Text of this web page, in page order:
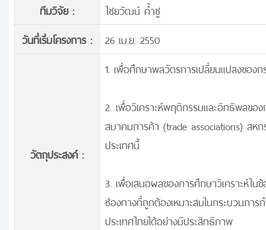
ทีมวิจัย :
ไชยวัฒน์ ค้ำชู
วันที่เริ่มโครงการ :
26 เม.ย. 2550
วัตถุประสงค์ :
1. เพื่อศึกษาพลวัตรการเปลี่ยนแปลงขอ
2. เพื่อวิเคราะห์พฤติกรรมและอิทธิพลข
สมาคมการค้า (trade associations) สห
ประเทศนี้
3. เพื่อเสนอผลของการศึกษาวิเคราะห์ใ
ช่องทางที่ถูกต้องเหมาะสมในกระบวนกา
ประเทศไทยได้อย่างมีประสิทธิภาพ